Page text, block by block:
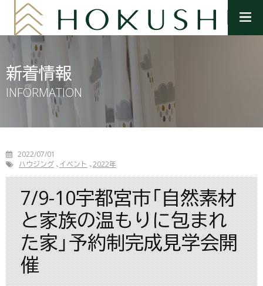
ニ
新着情報
INFORMATION
2022/07/01
ハウジング イベント 2022年
7/9-10宇都宮市「自然素材
と家族の温もりに包まれ
た家」予約制完成見学会開
催